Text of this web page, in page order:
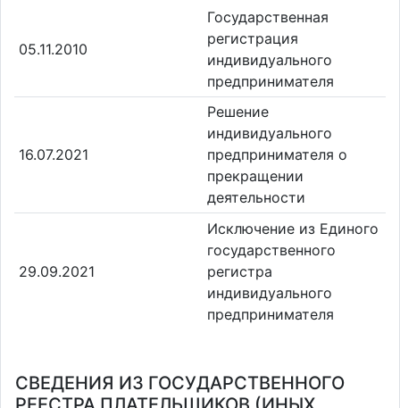
05.11.2010
Государственная
регистрация
индивидуального
предпринимателя
16.07.2021
Решение
индивидуального
предпринимателя о
прекращении
деятельности
29.09.2021
Исключение из Единого
государственного
регистра
индивидуального
предпринимателя
СВЕДЕНИЯ ИЗ ГОСУДАРСТВЕННОГО